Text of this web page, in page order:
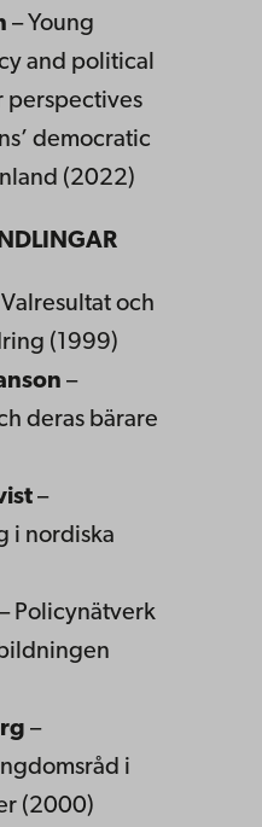
– Young
and political
perspectives
democratic
(2022)
Valresultat och
(1999)
–
deras bärare
–
i nordiska
– Policynätverk
–
i
(2000)